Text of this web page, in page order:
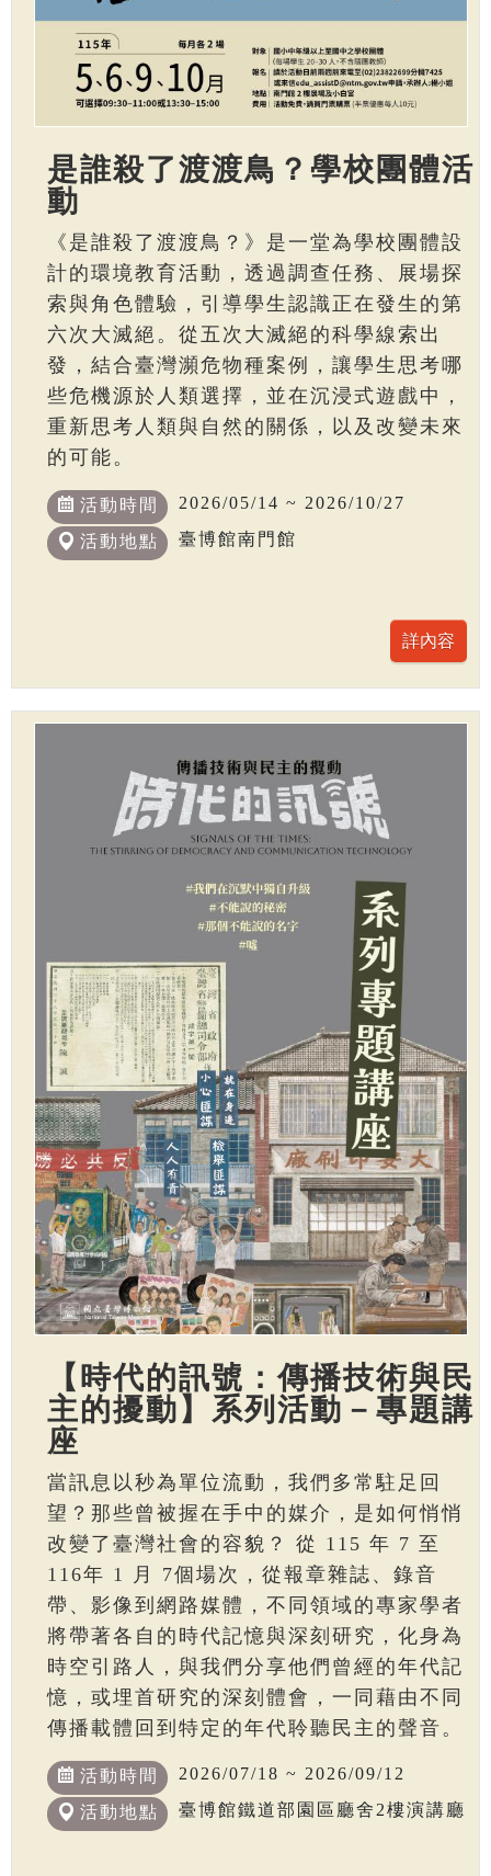
是誰殺了渡渡鳥？學校團體活
動
《是誰殺了渡渡鳥？》是一堂為學校團體設
計的環境教育活動，透過調查任務、展場探
索與角色體驗，引導學生認識正在發生的第
六次大滅絕。從五次大滅絕的科學線索出
發，結合臺灣瀕危物種案例，讓學生思考哪
些危機源於人類選擇，並在沉浸式遊戲中，
重新思考人類與自然的關係，以及改變未來
的可能。
活動時間 2026/05/14 ~ 2026/10/27
活動地點 臺博館南門館
【時代的訊號：傳播技術與民
主的擾動】系列活動－專題講
座
當訊息以秒為單位流動，我們多常駐足回
望？那些曾被握在手中的媒介，是如何悄悄
改變了臺灣社會的容貌？ 從 115 年 7 至
116年 1 月 7個場次，從報章雜誌、錄音
帶、影像到網路媒體，不同領域的專家學者
將帶著各自的時代記憶與深刻研究，化身為
時空引路人，與我們分享他們曾經的年代記
憶，或埋首研究的深刻體會，一同藉由不同
傳播載體回到特定的年代聆聽民主的聲音。
活動時間 2026/07/18 ~ 2026/09/12
活動地點 臺博館鐵道部園區廳舍2樓演講廳